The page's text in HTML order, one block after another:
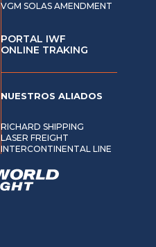
VGM SOLAS AMENDMENT
PORTAL IWF
ONLINE TRAKING
NUESTROS ALIADOS
RICHARD SHIPPING
LASER FREIGHT
INTERCONTINENTAL LINE